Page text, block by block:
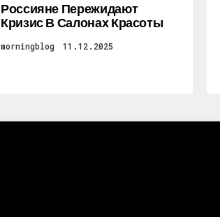
Россияне Пережидают
Кризис В Салонах Красоты
morningblog 11.12.2025